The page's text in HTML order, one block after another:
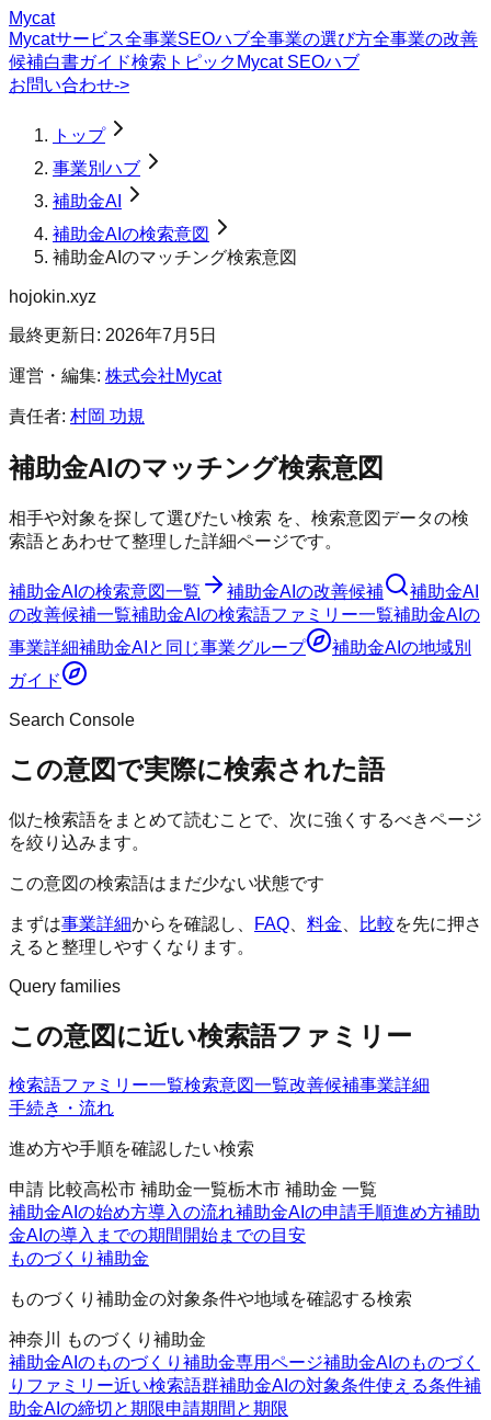
Mycat
Mycatサービス全事業SEOハブ全事業の選び方全事業の改善
候補白書ガイド検索トピック Mycat SEOハブ
お問い合わせ->
トップ
事業別ハブ
補助金AI
補助金AIの検索意図
補助金AIのマッチング検索意図
hojokin.xyz
最終更新日: 2026年7月5日
運営・編集: 株式会社Mycat
責任者: 村岡 功規
補助金AIのマッチング検索意図
相手や対象を探して選びたい検索 を、検索意図データの検
索語とあわせて整理した詳細ページです。
補助金AI の検索意図一覧 補助金AI の改善候補
補助金AI
の改善候補一覧補助金AI の検索語ファミリー一覧補助金AI の
事業詳細補助金AI と同じ事業グループ 補助金AI の地域別
ガイド
Search Console
この意図で実際に検索された語
似た検索語をまとめて読むことで、次に強くするべきページ
を絞り込みます。
この意図の検索語はまだ少ない状態です
まずは事業詳細からを確認し、 FAQ 料金 比較を先に押さ
えると整理しやすくなります。
Query families
この意図に近い検索語ファミリー
検索語ファミリー一覧検索意図一覧改善候補事業詳細
手続き・流れ
進め方や手順を確認したい検索
申請 比較高松市 補助金一覧栃木市 補助金 一覧
補助金AIの始め方導入の流れ補助金AIの申請手順進め方補助
金AIの導入までの期間 開始までの目安
ものづくり補助金
ものづくり補助金の対象条件や地域を確認する検索
神奈川 ものづくり補助金
補助金AIのものづくり補助金専用ページ補助金AIのものづく
りファミリー近い検索語群補助金AIの対象条件使える条件補
助金AIの締切と期限申請期間と期限